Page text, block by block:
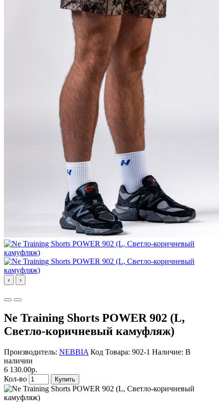
‹ ›
Ne Training Shorts POWER 902 (L,
Светло-коричневый камуфляж)
Производитель: NEBBIA Код Товара: 902-1 Наличие: В
наличии
6 130.00р.
Кол-во
Купить